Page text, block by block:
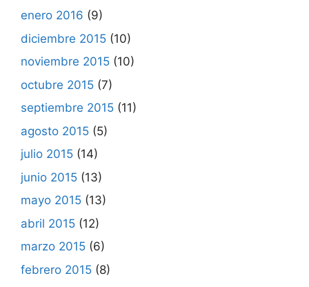
enero 2016 (9)
diciembre 2015 (10)
noviembre 2015 (10)
octubre 2015 (7)
septiembre 2015 (11)
agosto 2015 (5)
julio 2015 (14)
junio 2015 (13)
mayo 2015 (13)
abril 2015 (12)
marzo 2015 (6)
febrero 2015 (8)